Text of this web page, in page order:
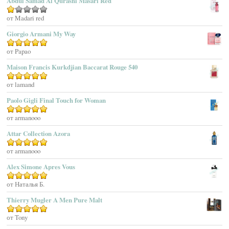
Aedes De Venustas
Aerin Lauder
Aether
Affinessence
Afnan Perfumes
Agatha Ruiz De La Prada
Agatho Parfum
Agent Provocateur
Agnes B
Agonist
Ahjaar
Aigner
Aj Arabia (Widian)
Ajmal
Akro
Al Hamatt
Оценка
1
из
5
от Madari red
Giorgio Armani My Way
Оценка5
от Papao
Maison Francis Kurkdjian Baccarat Rouge 540
Оценка5из 5
от lamand
Paolo Gigli Final Touch for Woman
Оценка5из 5
от armanooo
Attar Collection Azora
Оценка5из 5
от armanooo
Alex Simone Apres Vous
Оценка5из 5
от Наталья Б.
Thierry Mugler A Men Pure Malt
Оценка
от Tony